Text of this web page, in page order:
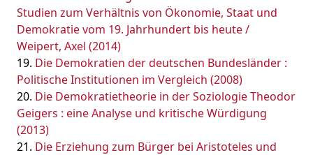
Studien zum Verhältnis von Ökonomie, Staat und
Demokratie vom 19. Jahrhundert bis heute /
Weipert, Axel (2014)
Die Demokratien der deutschen Bundesländer :
Politische Institutionen im Vergleich (2008)
Die Demokratietheorie in der Soziologie Theodor
Geigers : eine Analyse und kritische Würdigung
(2013)
Die Erziehung zum Bürger bei Aristoteles und